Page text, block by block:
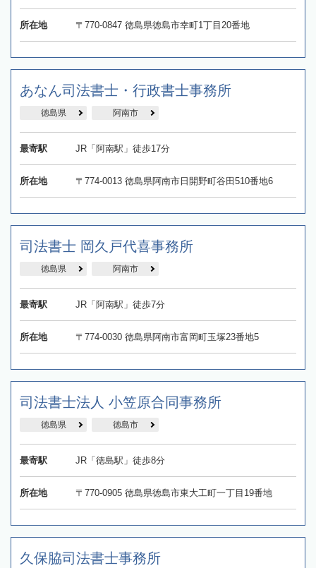
所在地 〒770-0847 徳島県徳島市幸町1丁目20番地
あなん司法書士・行政書士事務所
徳島県 阿南市
最寄駅 JR「阿南駅」徒歩17分
所在地 〒774-0013 徳島県阿南市日開野町谷田510番地6
司法書士 岡久戸代喜事務所
徳島県 阿南市
最寄駅 JR「阿南駅」徒歩7分
所在地 〒774-0030 徳島県阿南市富岡町玉塚23番地5
司法書士法人 小笠原合同事務所
徳島県 徳島市
最寄駅 JR「徳島駅」徒歩8分
所在地 〒770-0905 徳島県徳島市東大工町一丁目19番地
久保脇司法書士事務所